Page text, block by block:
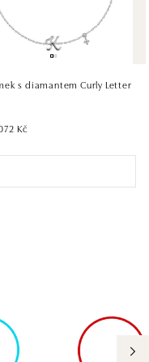
s diamantem Curly Letter
Kč